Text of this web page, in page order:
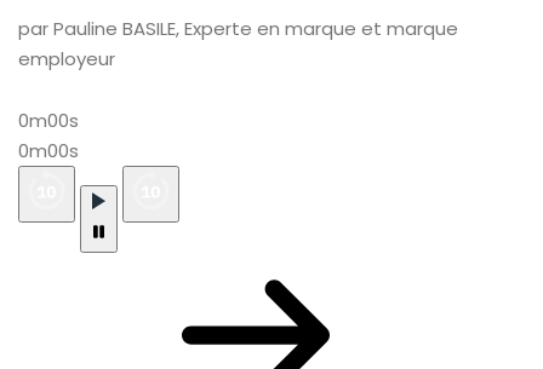
par Pauline BASILE, Experte en marque et marque
employeur
0m00s
0m00s